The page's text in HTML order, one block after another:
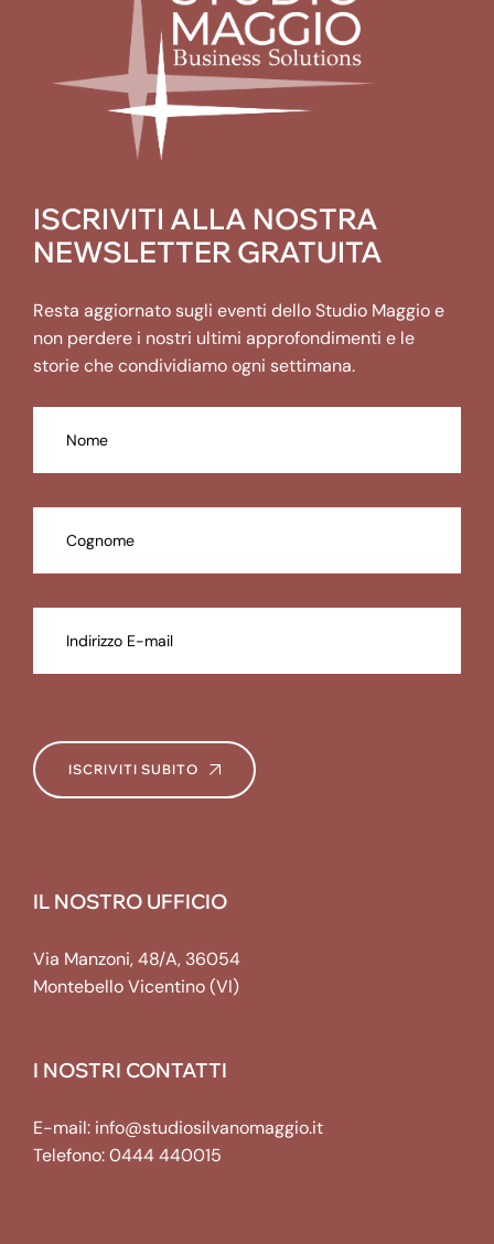
ISCRIVITI ALLA NOSTRA
NEWSLETTER GRATUITA
Resta aggiornato sugli eventi dello Studio Maggio e
non perdere i nostri ultimi approfondimenti e le
storie che condividiamo ogni settimana.
ISCRIVITI SUBITO
IL NOSTRO UFFICIO
Via Manzoni, 48/A, 36054
Montebello Vicentino (VI)
I NOSTRI CONTATTI
E-mail: info@studiosilvanomaggio.it
Telefono:0444 440015